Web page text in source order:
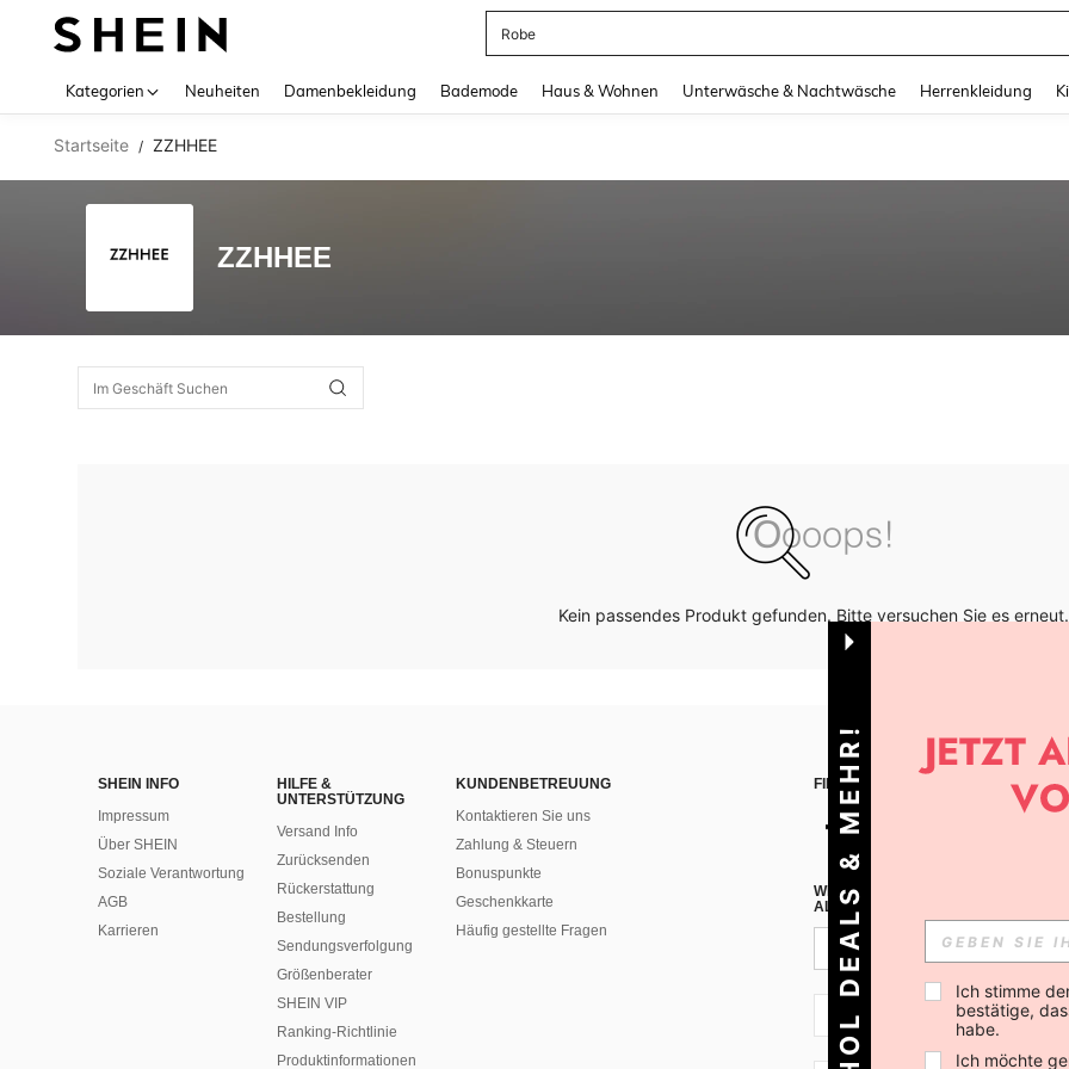
Robe
Kategorien Neuheiten Damenbekleidung Bademode Haus & Wohnen Unterwäsche & Nachtwäsche Herrenkleidung
Startseite / ZZHHEE
ZZHHEE
Kein passendes Produkt gefunden. Bitte versuchen Sie es erneut.
SHEIN INFO
Impressum
Über SHEIN
Soziale Verantwortung
AGB
Karrieren
HILFE &
UNTERSTÜTZUNG
Versand Info
Zurücksenden
Rückerstattung
Bestellung
Sendungsverfolgung
Größenberater
SHEIN VIP
Ranking-Richtlinie
​Produktinformationen
KUNDENBETREUUNG
Kontaktieren Sie uns
Zahlung & Steuern
Bonuspunkte
Geschenkkarte
Häufig gestellte Fragen
FINDEN SIE UNS AUF
WENN DU DICH FÜR UNSEREN
ALLEN ANDEREN ERFAHREN (DU
CH + 41
HOL DEALS & MEHR! Ich stimme
bestätige,
habe.
Ich möchte